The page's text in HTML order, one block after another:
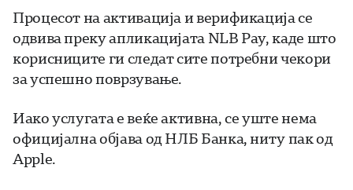
Процесот на активација и верификација се
одвива преку апликацијата NLB Pay, каде што
корисниците ги следат сите потребни чекори
за успешно поврзување.
Иако услугата е веќе активна, се уште нема
официјална објава од НЛБ Банка, ниту пак од
Apple.